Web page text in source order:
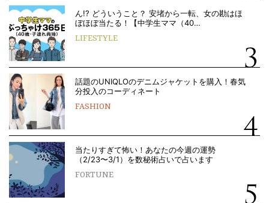
ん!? どういうこと？ 安堵から一転、女の勘はほ
ぼほぼ当たる！【中学生ママ（40…
LIFESTYLE
話題のUNIQLOのデニムジャケットを購入！春気
分投入のコーディネート
FASHION
当たりすぎて怖い！あなたの今週の運勢
（2/23〜3/1）を数秘術占いで占います
FORTUNE